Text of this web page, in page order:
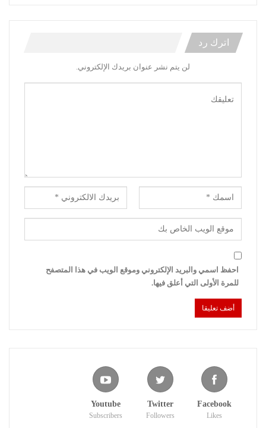
اترك رد
لن يتم نشر عنوان بريدك الإلكتروني.
احفظ اسمي والبريد الإلكتروني وموقع الويب في هذا المتصفح
للمرة الأولى التي أعلق فيها.
Facebook
Likes
Twitter
Followers
Youtube
Subscribers